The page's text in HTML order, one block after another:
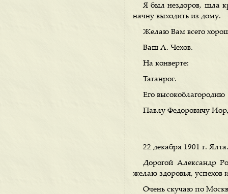
Я был нездоров, шла
начну выходить из дому.
Желаю Вам всего
Ваш А. Чехов.
На конверте:
Таганрог.
Его высокоблагородию
Павлу Федоровичу
22 декабря 1901 г. Ялта.
Дорогой Александр
желаю здоровья, успехов
Очень скучаю по